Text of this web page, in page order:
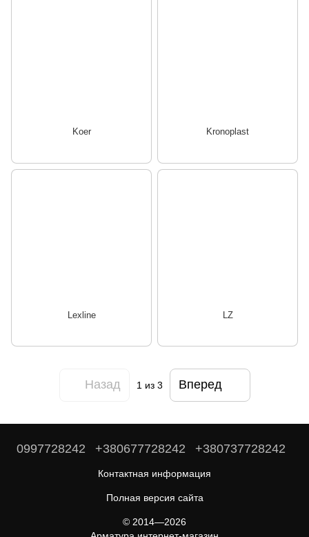
Koer Kronoplast
Lexline LZ
Назад 1 из 3 Вперед
0997728242 +380677728242 +380737728242
Контактная информация
Полная версия сайта
© 2014—2026